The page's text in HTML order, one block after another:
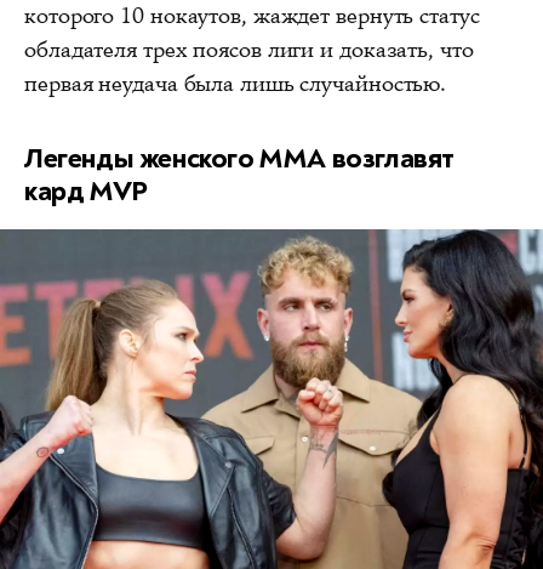
которого 10 нокаутов, жаждет вернуть статус
обладателя трех поясов лиги и доказать, что
первая неудача была лишь случайностью.
Легенды женского ММА возглавят
кард MVP